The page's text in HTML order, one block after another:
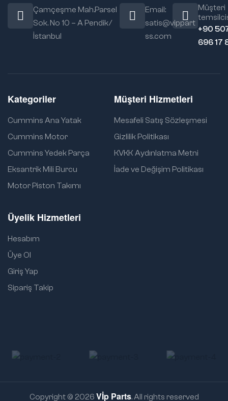
Çamçeşme Mah.Parsel
Sok. No 10 – A Pendik/
İstanbul
Email:
satis@vippart
ss.com
Müşteri
+90
696 17
Kategoriler
Cummins Ana Yatak
Cummins Motor
Cummins Yedek Parça
Eksantrik Mili Burcu
Motor Piston Takımı
Müşteri Hizmetleri
Mesafeli Satış Sözleşmesi
Gizlilik Politikası
KVKK Aydınlatma Metni
İade ve Değişim Politikası
Üyelik Hizmetleri
Hesabım
Üye Ol
Giriş Yap
Sipariş Takip
Copyright © 2026 Vİp Parts. All rights reserved